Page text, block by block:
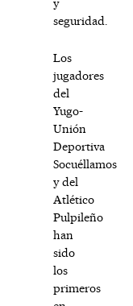
y
seguridad.
Los
jugadores
del
Yugo-
Unión
Deportiva
Socuéllamos
y del
Atlético
Pulpileño
han
sido
los
primeros